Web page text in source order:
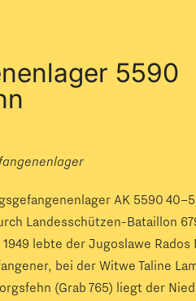
5590
AK 5590
Landesschützen-Bataillon
1949 lebte der Jugoslawe
bei der Witwe Taline
(Grab 765) liegt der